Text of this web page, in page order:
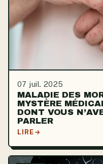
07 juil. 2025
MALADIE DES
MYSTÈRE
DONT VOUS
PARLER
LIRE